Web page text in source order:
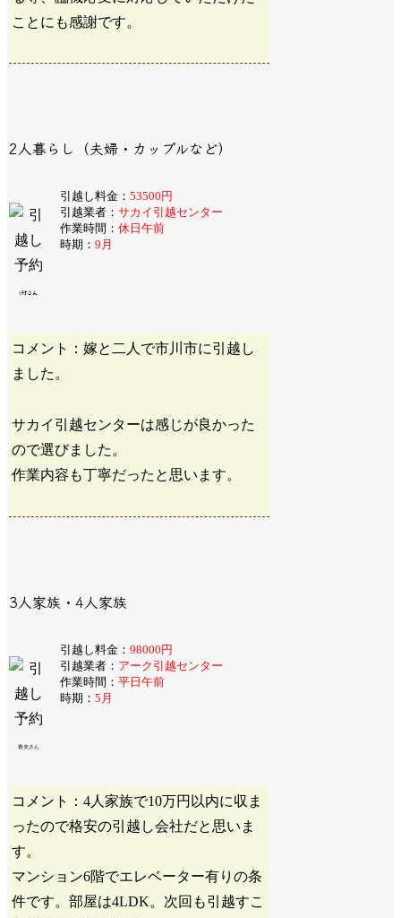
ことにも感謝です。
2人暮らし（夫婦・カップルなど）
ﾐﾁｵさん
引越し料金： 53500円
引越業者： サカイ引越センター
作業時間： 休日午前
時期： 9月
コメント：嫁と二人で市川市に引越し
ました。
サカイ引越センターは感じが良かった
ので選びました。
作業内容も丁寧だったと思います。
3人家族・4人家族
春夫さん
引越し料金： 98000円
引越業者： アーク引越センター
作業時間： 平日午前
時期： 5月
コメント：4人家族で10万円以内に収ま
ったので格安の引越し会社だと思いま
す。
マンション6階でエレベーター有りの条
件です。部屋は4LDK。次回も引越すこ